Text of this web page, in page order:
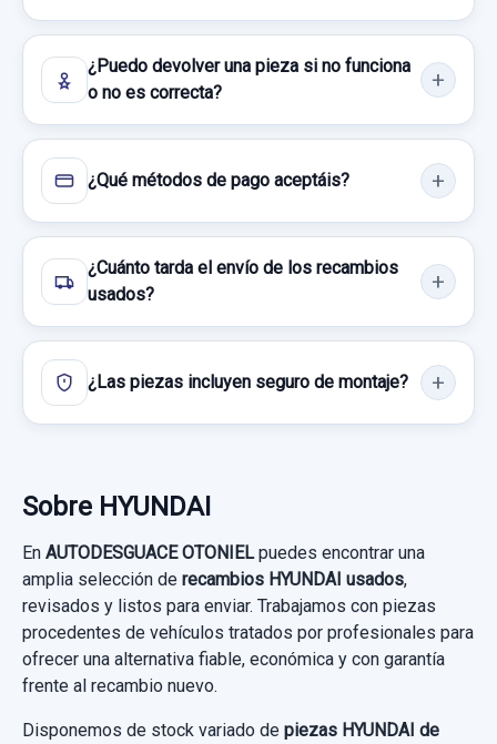
PUERTA DELANTERA IZQUIERDA PLATA
HYUNDAI TUCSON (JM) 2.0 CRDI CAT
Ref:890880
80,00 €
Consultar por whatsapp
¿Puedo devolver una pieza si no funciona
o no es correcta?
¿Qué métodos de pago aceptáis?
¿Cuánto tarda el envío de los recambios
usados?
¿Las piezas incluyen seguro de montaje?
Sobre HYUNDAI
En AUTODESGUACE OTONIELpuedes encontrar una
amplia selección de recambios HYUNDAI usados,
revisados y listos para enviar. Trabajamos con piezas
procedentes de vehículos tratados por profesionales para
ofrecer una alternativa fiable, económica y con garantía
frente al recambio nuevo.
Disponemos de stock variado de piezas HYUNDAI de